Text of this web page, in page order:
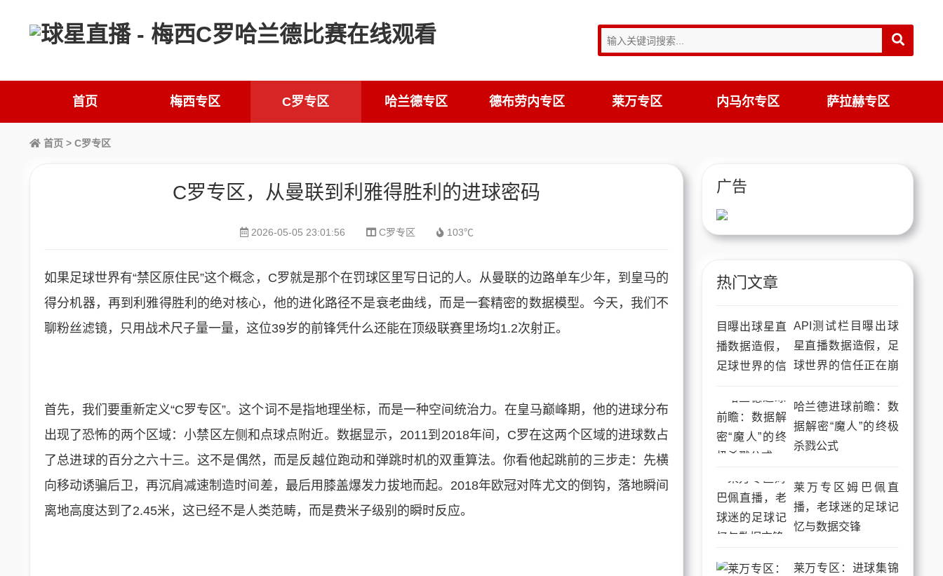
首页 梅西专区 C罗专区 哈兰德专区 德布劳内专区 莱万专区 内马尔专区 萨拉赫专区
首页 > C罗专区
C罗专区，从曼联到利雅得胜利的进球密码
2026-05-05 23:01:56 C罗专区 103℃
如果足球世界有“禁区原住民”这个概念，C罗就是那个在罚球区里写日记的人。从曼联的边路单车少年，到皇马的
得分机器，再到利雅得胜利的绝对核心，他的进化路径不是衰老曲线，而是一套精密的数据模型。今天，我们不
聊粉丝滤镜，只用战术尺子量一量，这位39岁的前锋凭什么还能在顶级联赛里场均1.2次射正。
首先，我们要重新定义“C罗专区”。这个词不是指地理坐标，而是一种空间统治力。在皇马巅峰期，他的进球分布
出现了恐怖的两个区域：小禁区左侧和点球点附近。数据显示，2011到2018年间，C罗在这两个区域的进球数占
了总进球的百分之六十三。这不是偶然，而是反越位跑动和弹跳时机的双重算法。你看他起跳前的三步走：先横
向移动诱骗后卫，再沉肩减速制造时间差，最后用膝盖爆发力拔地而起。2018年欧冠对阵尤文的倒钩，落地瞬间
离地高度达到了2.45米，这已经不是人类范畴，而是费米子级别的瞬时反应。
广告
热门文章
API测试栏目曝出球
星直播数据造假，足
球世界的信任正在崩
哈兰德进球前瞻：数
据解密“魔人”的终极
杀戮公式
莱万专区姆巴佩直
播，老球迷的足球记
忆与数据交锋
莱万专区：进球集锦